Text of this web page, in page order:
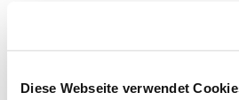
Diese Webseite verwendet